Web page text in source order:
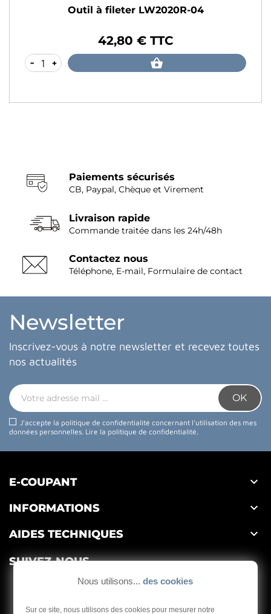
Outil à fileter LW2020R-04
42,80 € TTC
- +
Paiements sécurisés
CB, Paypal, Chèque et Virement
Livraison rapide
Commande traitée dans les 24h/48h
Contactez nous
Téléphone, E-mail, Formulaire de contact
Newsletter
Inscrivez-vous à notre newsletter et recevez toutes
nos actualités
J'accepte la politique de confidentialité concernant l'utilisation des mes
données personnelles. Lire la politique de confidentialité.
E-COUPANT 
INFORMATIONS 
AIDES TECHNIQUES 
SUIVEZ-NOUS
Nous utilisons... des cookies
Sur ce site, nous utilisons des cookies pour mesurer notre